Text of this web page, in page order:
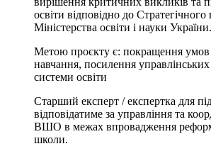
освіти відповідно до Стратегічного
Міністерства освіти і науки України.
Метою проєкту є: покращення умов
навчання, посилення
системи освіти
Старший експерт / експертка для
відповідатиме за управління та
ВШО в межах впровадження
школи.